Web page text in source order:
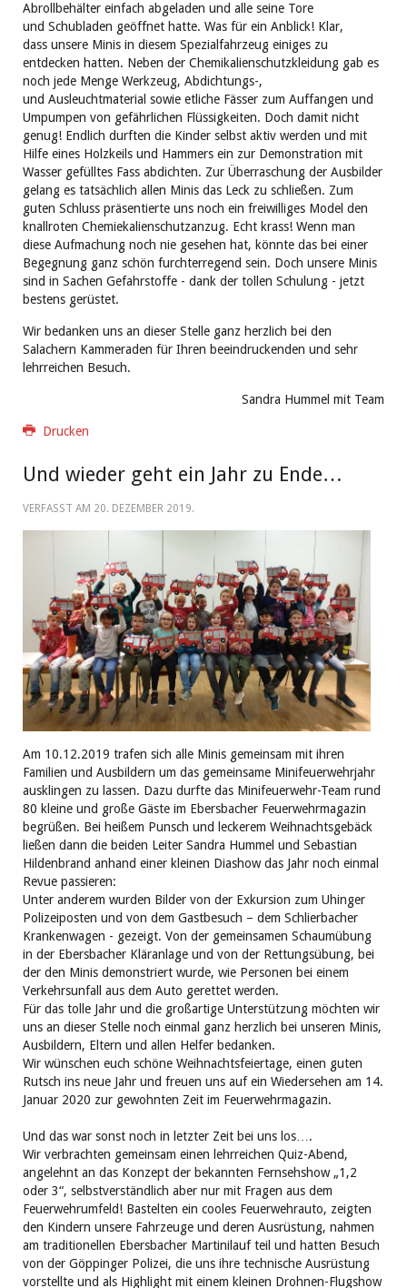
Abrollbehälter einfach abgeladen und alle seine Tore
und Schubladen geöffnet hatte. Was für ein Anblick! Klar,
dass unsere Minis in diesem Spezialfahrzeug einiges zu
entdecken hatten. Neben der Chemikalienschutzkleidung gab es
noch jede Menge Werkzeug, Abdichtungs-,
und Ausleuchtmaterial sowie etliche Fässer zum Auffangen und
Umpumpen von gefährlichen Flüssigkeiten. Doch damit nicht
genug! Endlich durften die Kinder selbst aktiv werden und mit
Hilfe eines Holzkeils und Hammers ein zur Demonstration mit
Wasser gefülltes Fass abdichten. Zur Überraschung der Ausbilder
gelang es tatsächlich allen Minis das Leck zu schließen. Zum
guten Schluss präsentierte uns noch ein freiwilliges Model den
knallroten Chemiekalienschutzanzug. Echt krass! Wenn man
diese Aufmachung noch nie gesehen hat, könnte das bei einer
Begegnung ganz schön furchterregend sein. Doch unsere Minis
sind in Sachen Gefahrstoffe - dank der tollen Schulung - jetzt
bestens gerüstet.
Wir bedanken uns an dieser Stelle ganz herzlich bei den
Salachern Kammeraden für Ihren beeindruckenden und sehr
lehrreichen Besuch.
Sandra Hummel mit Team
Drucken
Und wieder geht ein Jahr zu Ende…
VERFASST AM 20. DEZEMBER 2019.
Am 10.12.2019 trafen sich alle Minis gemeinsam mit ihren
Familien und Ausbildern um das gemeinsame Minifeuerwehrjahr
ausklingen zu lassen. Dazu durfte das Minifeuerwehr-Team rund
80 kleine und große Gäste im Ebersbacher Feuerwehrmagazin
begrüßen. Bei heißem Punsch und leckerem Weihnachtsgebäck
ließen dann die beiden Leiter Sandra Hummel und Sebastian
Hildenbrand anhand einer kleinen Diashow das Jahr noch einmal
Revue passieren:
Unter anderem wurden Bilder von der Exkursion zum Uhinger
Polizeiposten und von dem Gastbesuch – dem Schlierbacher
Krankenwagen - gezeigt. Von der gemeinsamen Schaumübung
in der Ebersbacher Kläranlage und von der Rettungsübung, bei
der den Minis demonstriert wurde, wie Personen bei einem
Verkehrsunfall aus dem Auto gerettet werden.
Für das tolle Jahr und die großartige Unterstützung möchten wir
uns an dieser Stelle noch einmal ganz herzlich bei unseren Minis,
Ausbildern, Eltern und allen Helfer bedanken.
Wir wünschen euch schöne Weihnachtsfeiertage, einen guten
Rutsch ins neue Jahr und freuen uns auf ein Wiedersehen am 14.
Januar 2020 zur gewohnten Zeit im Feuerwehrmagazin.
Und das war sonst noch in letzter Zeit bei uns los….
Wir verbrachten gemeinsam einen lehrreichen Quiz-Abend,
angelehnt an das Konzept der bekannten Fernsehshow „1,2
oder 3“, selbstverständlich aber nur mit Fragen aus dem
Feuerwehrumfeld! Bastelten ein cooles Feuerwehrauto, zeigten
den Kindern unsere Fahrzeuge und deren Ausrüstung, nahmen
am traditionellen Ebersbacher Martinilauf teil und hatten Besuch
von der Göppinger Polizei, die uns ihre technische Ausrüstung
vorstellte und als Highlight mit einem kleinen Drohnen-Flugshow